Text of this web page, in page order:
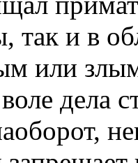
так и в
или
дела